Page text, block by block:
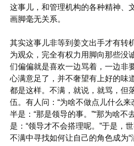
这事儿，和管理机构的各种精神、
画脚毫无关系。
其实这事儿非等到姜文出手才有转
为观众，完全有权力用脚向那些没
们偏偏就是喜欢一边骂着，一边非
心满意足了，并不奢望有上好的味
都是这样。不满，就说，就骂，但
伍。有人问：“为啥不做点儿什么来
半是：“那是领导的事。”“那为啥不
是：“领导才不会搭理呢。”于是，
不满中寻找如何让自己的角色成为“